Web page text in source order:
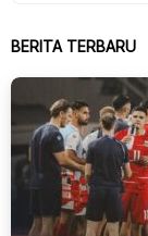
BERITA TERBARU